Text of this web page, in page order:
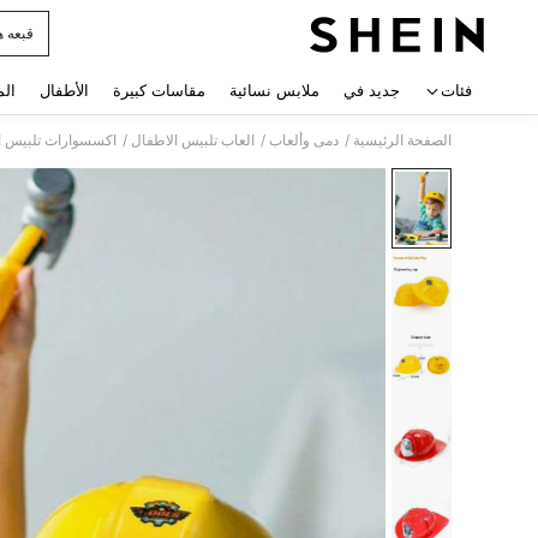
قبعه
فئات جديد في ملابس نسائية مقاسات كبيرة الأطفال
الصفحة الرئيسية / دمى وألعاب / العاب تلبيس الاطفال / اكسسوارات تلبيس